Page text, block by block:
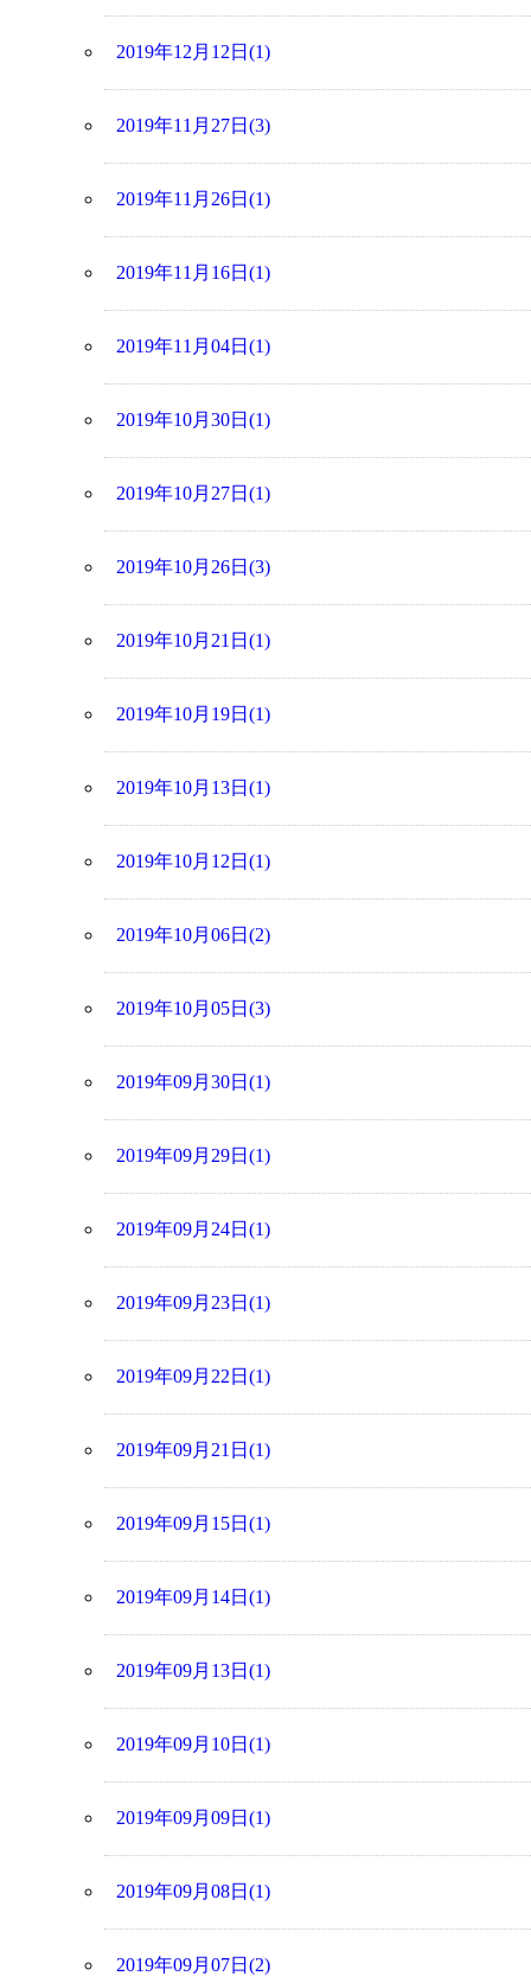
2019年12月12日(1)
2019年11月27日(3)
2019年11月26日(1)
2019年11月16日(1)
2019年11月04日(1)
2019年10月30日(1)
2019年10月27日(1)
2019年10月26日(3)
2019年10月21日(1)
2019年10月19日(1)
2019年10月13日(1)
2019年10月12日(1)
2019年10月06日(2)
2019年10月05日(3)
2019年09月30日(1)
2019年09月29日(1)
2019年09月24日(1)
2019年09月23日(1)
2019年09月22日(1)
2019年09月21日(1)
2019年09月15日(1)
2019年09月14日(1)
2019年09月13日(1)
2019年09月10日(1)
2019年09月09日(1)
2019年09月08日(1)
2019年09月07日(2)